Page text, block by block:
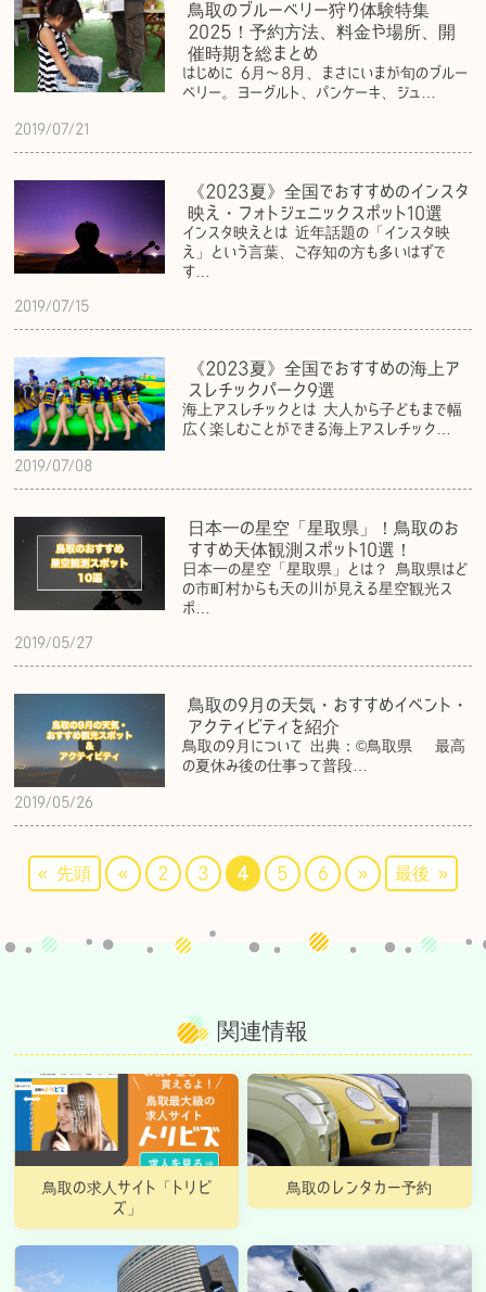
鳥取のブルーベリー狩り体験特集
2025！予約方法、料金や場所、開
催時期を総まとめ
はじめに 6月〜8月、まさにいまが旬のブルー
ベリー。ヨーグルト、パンケーキ、ジュ…
2019/07/21
《2023夏》全国でおすすめのインスタ
映え・フォトジェニックスポット10選
インスタ映えとは 近年話題の「インスタ映
え」という言葉、ご存知の方も多いはずで
す…
2019/07/15
《2023夏》全国でおすすめの海上ア
スレチックパーク9選
海上アスレチックとは 大人から子どもまで幅
広く楽しむことができる海上アスレチック…
2019/07/08
日本一の星空「星取県」！鳥取のお
すすめ天体観測スポット10選！
日本一の星空「星取県」とは？ 鳥取県はど
の市町村からも天の川が見える星空観光ス
ポ…
2019/05/27
鳥取の9月の天気・おすすめイベント・
アクティビティを紹介
鳥取の9月について 出典：©︎鳥取県 最高
の夏休み後の仕事って普段…
2019/05/26
« 先頭 « 2 3 4 5 6 » 最後 »
関連情報
鳥取の求人サイト「トリビ
ズ」
鳥取のレンタカー予約